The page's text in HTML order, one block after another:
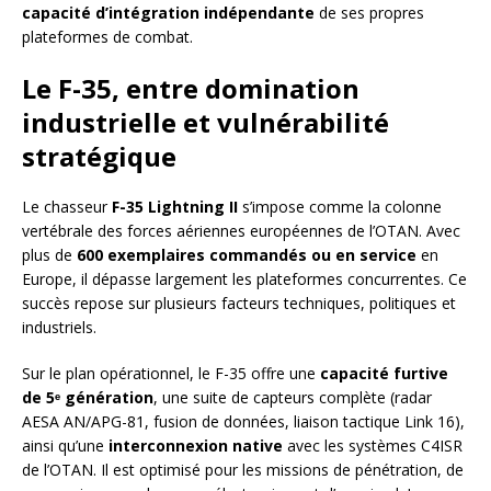
capacité d’intégration indépendante de ses propres
plateformes de combat.
Le F-35, entre domination
industrielle et vulnérabilité
stratégique
Le chasseur F-35 Lightning II s’impose comme la colonne
vertébrale des forces aériennes européennes de l’OTAN. Avec
plus de 600 exemplaires commandés ou en service en
Europe, il dépasse largement les plateformes concurrentes. Ce
succès repose sur plusieurs facteurs techniques, politiques et
industriels.
Sur le plan opérationnel, le F-35 offre une capacité furtive
de 5ᵉ génération, une suite de capteurs complète (radar
AESA AN/APG-81, fusion de données, liaison tactique Link 16),
ainsi qu’une interconnexion native avec les systèmes C4ISR
de l’OTAN. Il est optimisé pour les missions de pénétration, de